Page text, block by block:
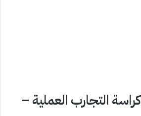
التجارب العملية –